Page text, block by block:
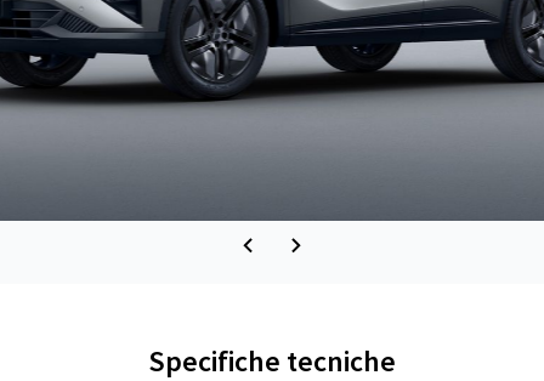
Specifiche tecniche